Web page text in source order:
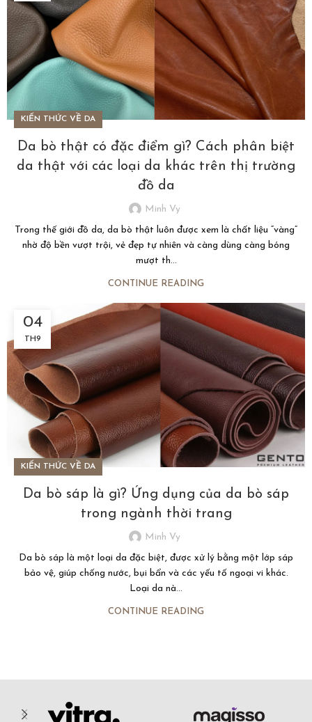
KIẾN THỨC VỀ DA
Da bò thật có đặc điểm gì? Cách phân biệt
da thật với các loại da khác trên thị trường
đồ da
Minh Vy
Trong thế giới đồ da, da bò thật luôn được xem là chất liệu “vàng”
nhờ độ bền vượt trội, vẻ đẹp tự nhiên và càng dùng càng bóng
mượt th...
CONTINUE READING
04
TH9
KIẾN THỨC VỀ DA
Da bò sáp là gì? Ứng dụng của da bò sáp
trong ngành thời trang
Minh Vy
Da bò sáp là một loại da đặc biệt, được xử lý bằng một lớp sáp
bảo vệ, giúp chống nước, bụi bẩn và các yếu tố ngoại vi khác.
Loại da nà...
CONTINUE READING